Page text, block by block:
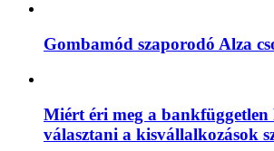
Gombamód szaporodó Alza
Miért éri meg a
választani a kisvállalkozások